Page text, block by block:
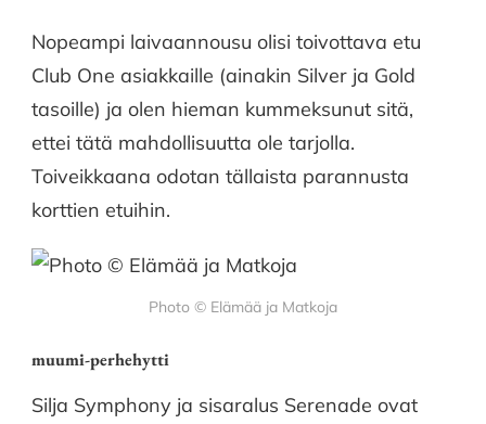
Nopeampi laivaannousu olisi toivottava etu
Club One asiakkaille (ainakin Silver ja Gold
tasoille) ja olen hieman kummeksunut sitä,
ettei tätä mahdollisuutta ole tarjolla.
Toiveikkaana odotan tällaista parannusta
korttien etuihin.
Photo © Elämää ja Matkoja
muumi-perhehytti
Silja Symphony ja sisaralus Serenade ovat